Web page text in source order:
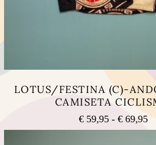
LOTUS/FESTINA (C)-
CAMISETA
€59,95 - €69,95